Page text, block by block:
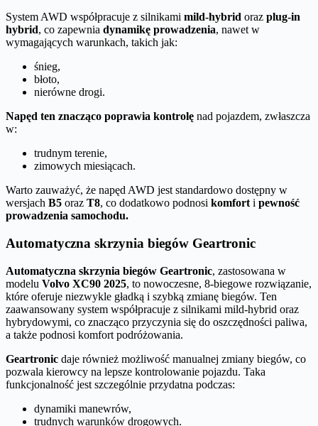
System AWD współpracuje z silnikami mild-hybrid oraz plug-in
hybrid, co zapewnia dynamikę prowadzenia, nawet w
wymagających warunkach, takich jak:
śnieg,
błoto,
nierówne drogi.
Napęd ten znacząco poprawia kontrolę nad pojazdem, zwłaszcza
w:
trudnym terenie,
zimowych miesiącach.
Warto zauważyć, że napęd AWD jest standardowo dostępny w
wersjach B5 oraz T8, co dodatkowo podnosi komfort i pewność
prowadzenia samochodu.
Automatyczna skrzynia biegów Geartronic
Automatyczna skrzynia biegów Geartronic, zastosowana w
modelu Volvo XC90 2025, to nowoczesne, 8-biegowe rozwiązanie,
które oferuje niezwykle gładką i szybką zmianę biegów. Ten
zaawansowany system współpracuje z silnikami mild-hybrid oraz
hybrydowymi, co znacząco przyczynia się do oszczędności paliwa,
a także podnosi komfort podróżowania.
Geartronic daje również możliwość manualnej zmiany biegów, co
pozwala kierowcy na lepsze kontrolowanie pojazdu. Taka
funkcjonalność jest szczególnie przydatna podczas:
dynamiki manewrów,
trudnych warunków drogowych.